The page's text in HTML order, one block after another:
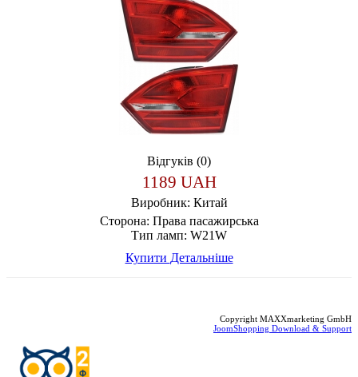
Відгуків (0)
1189 UAH
Виробник: Китай
Сторона: Права пасажирська
Тип ламп: W21W
Купити Детальніше
Copyright MAXXmarketing GmbH
JoomShopping Download & Support